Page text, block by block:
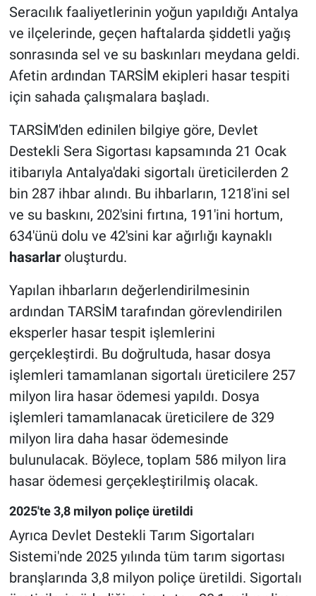
Seracılık faaliyetlerinin yoğun yapıldığı Antalya
ve ilçelerinde, geçen haftalarda şiddetli yağış
sonrasında sel ve su baskınları meydana geldi.
Afetin ardından TARSİM ekipleri hasar tespiti
için sahada çalışmalara başladı.
TARSİM'den edinilen bilgiye göre, Devlet
Destekli Sera Sigortası kapsamında 21 Ocak
itibarıyla Antalya'daki sigortalı üreticilerden 2
bin 287 ihbar alındı. Bu ihbarların, 1218'ini sel
ve su baskını, 202'sini fırtına, 191'ini hortum,
634'ünü dolu ve 42'sini kar ağırlığı kaynaklı
hasarlar oluşturdu.
Yapılan ihbarların değerlendirilmesinin
ardından TARSİM tarafından görevlendirilen
eksperler hasar tespit işlemlerini
gerçekleştirdi. Bu doğrultuda, hasar dosya
işlemleri tamamlanan sigortalı üreticilere 257
milyon lira hasar ödemesi yapıldı. Dosya
işlemleri tamamlanacak üreticilere de 329
milyon lira daha hasar ödemesinde
bulunulacak. Böylece, toplam 586 milyon lira
hasar ödemesi gerçekleştirilmiş olacak.
2025'te 3,8 milyon poliçe üretildi
Ayrıca Devlet Destekli Tarım Sigortaları
Sistemi'nde 2025 yılında tüm tarım sigortası
branşlarında 3,8 milyon poliçe üretildi. Sigortalı